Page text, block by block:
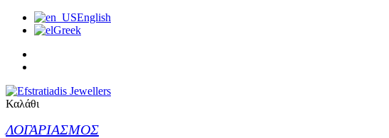
English
Greek
Καλάθι
ΛΟΓΑΡΙΑΣΜΟΣ